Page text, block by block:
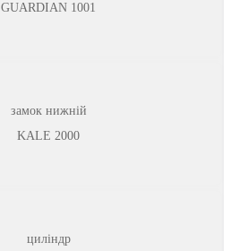
GUARDIAN 1001
замок нижній
KALE 2000
циліндр